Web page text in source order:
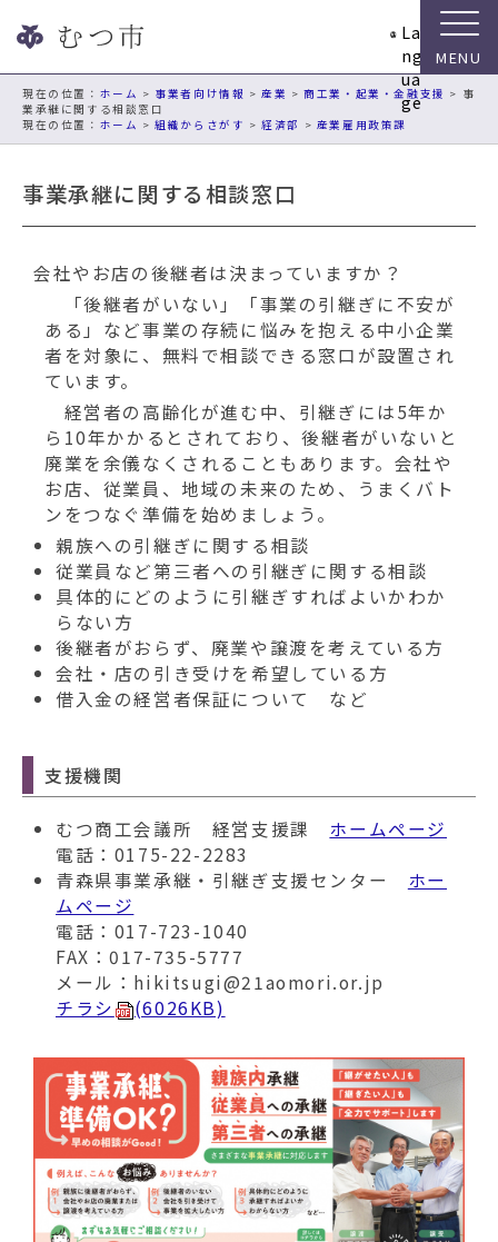
ビ
ョ
La
ng
ua
ge
現在の位置： ホーム > 事業者向け情報 >産業 >商工業・起業・金融支援 > 事
業承継に関する相談窓口
ホーム >組織からさがす >経済部 > 産業雇用政策課
事業承継に関する相談窓口
会社やお店の後継者は決まっていますか？
「後継者がいない」「事業の引継ぎに不安が
ある」など事業の存続に悩みを抱える中小企業
者を対象に、無料で相談できる窓口が設置され
ています。
経営者の高齢化が進む中、引継ぎには5年か
ら10年かかるとされており、後継者がいないと
廃業を余儀なくされることもあります。会社や
お店、従業員、地域の未来のため、うまくバト
ンをつなぐ準備を始めましょう。
親族への引継ぎに関する相談
従業員など第三者への引継ぎに関する相談
具体的にどのように引継ぎすればよいかわか
らない方
後継者がおらず、廃業や譲渡を考えている方
会社・店の引き受けを希望している方
借入金の経営者保証について など
支援機関
むつ商工会議所 経営支援課 ホームページ
電話：0175-22-2283
青森県事業承継・引継ぎ支援センター ホー
ムページ
電話：017-723-1040
FAX：017-735-5777
メール：hikitsugi@21aomori.or.jp
チラシ
(6026KB)